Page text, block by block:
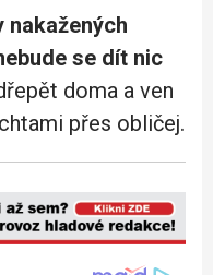
nakažených
se dít nic
doma a ven
přes obličej.